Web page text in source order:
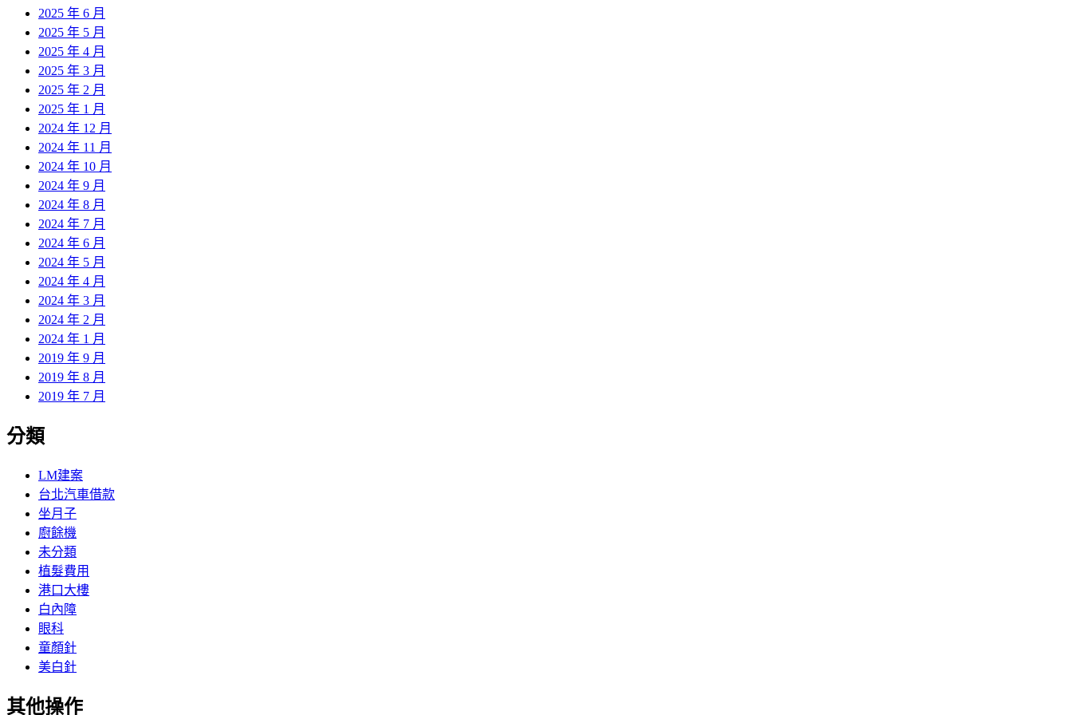
2025 年 6 月
2025 年 5 月
2025 年 4 月
2025 年 3 月
2025 年 2 月
2025 年 1 月
2024 年 12 月
2024 年 11 月
2024 年 10 月
2024 年 9 月
2024 年 8 月
2024 年 7 月
2024 年 6 月
2024 年 5 月
2024 年 4 月
2024 年 3 月
2024 年 2 月
2024 年 1 月
2019 年 9 月
2019 年 8 月
2019 年 7 月
分類
LM建案
台北汽車借款
坐月子
廚餘機
未分類
植髮費用
港口大樓
白內障
眼科
童顏針
美白針
其他操作